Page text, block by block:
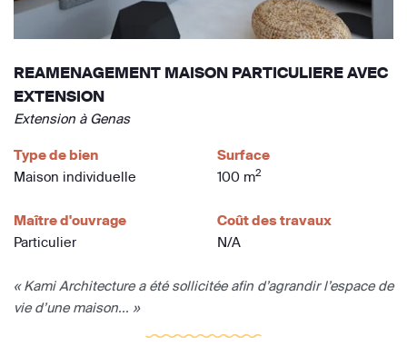
REAMENAGEMENT MAISON PARTICULIERE AVEC
EXTENSION
Extension à Genas
Type de bien
Maison individuelle
Surface
100 m2
Maître d'ouvrage
Particulier
Coût des travaux
N/A
« Kami Architecture a été sollicitée afin d’agrandir l’espace de
vie d’une maison... »